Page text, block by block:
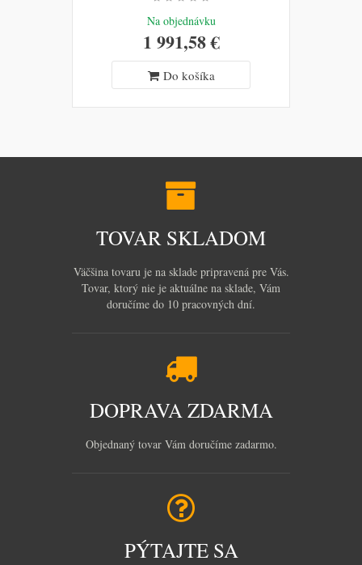
Na objednávku
1 991,58 €
Do košíka
TOVAR SKLADOM
Väčšina tovaru je na sklade pripravená pre Vás.
Tovar, ktorý nie je aktuálne na sklade, Vám
doručíme do 10 pracovných dní.
DOPRAVA ZDARMA
Objednaný tovar Vám doručíme zadarmo.
PÝTAJTE SA